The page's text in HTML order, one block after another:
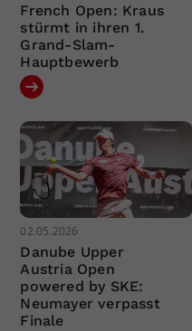
French Open: Kraus
stürmt in ihren 1.
Grand-Slam-
Hauptbewerb
02.05.2026
Danube Upper
Austria Open
powered by SKE:
Neumayer verpasst
Finale